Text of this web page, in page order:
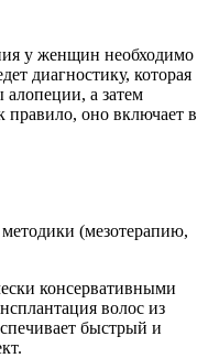
у женщин необходимо
диагностику, которая
а затем
правило, оно включает в
(мезотерапию,
консервативными
волос из
быстрый и